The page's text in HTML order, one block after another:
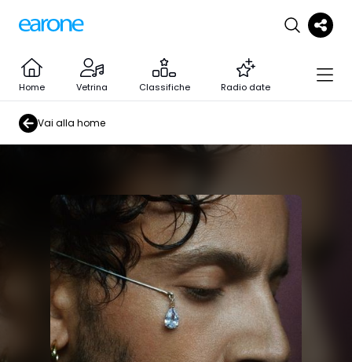
Home Vetrina Classifiche Radio date
Vai alla home